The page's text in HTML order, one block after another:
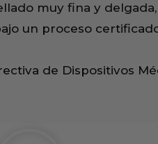
muy fina y
un proceso
de Dispositivos